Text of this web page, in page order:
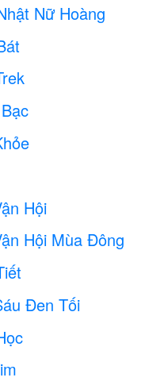
Nữ Hoàng
Hội
Hội Mùa Đông
Đen Tối